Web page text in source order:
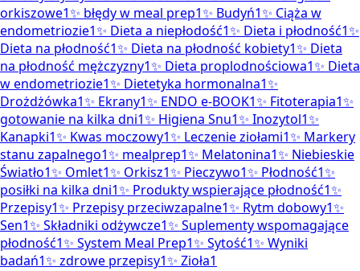
orkiszowe1✨ błędy w meal prep1✨ Budyń1✨ Ciąża w
endometriozie1✨ Dieta a niepłodość1✨ Dieta i płodność1✨
Dieta na płodność1✨ Dieta na płodność kobiety1✨ Dieta
na płodność mężczyzny1✨ Dieta proplodnościowa1✨ Dieta
w endometriozie1✨ Dietetyka hormonalna1✨
Drożdżówka1✨ Ekrany1✨ ENDO e-BOOK1✨ Fitoterapia1✨
gotowanie na kilka dni1✨ Higiena Snu1✨ Inozytol1✨
Kanapki1✨ Kwas moczowy1✨ Leczenie ziołami1✨ Markery
stanu zapalnego1✨ mealprep1✨ Melatonina1✨ Niebieskie
Światło1✨ Omlet1✨ Orkisz1✨ Pieczywo1✨ Płodność1✨
posiłki na kilka dni1✨ Produkty wspierające płodność1✨
Przepisy1✨ Przepisy przeciwzapalne1✨ Rytm dobowy1✨
Sen1✨ Składniki odżywcze1✨ Suplementy wspomagające
płodność1✨ System Meal Prep1✨ Sytość1✨ Wyniki
badań1✨ zdrowe przepisy1✨ Zioła1